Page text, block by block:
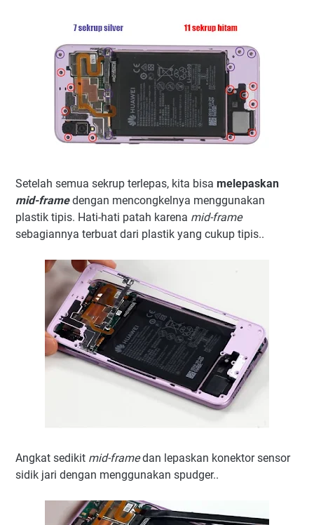
Setelah semua sekrup terlepas, kita bisa melepaskan
mid-framedengan mencongkelnya menggunakan
plastik tipis. Hati-hati patah karena mid-frame
sebagiannya terbuat dari plastik yang cukup tipis..
Angkat sedikit mid-framedan lepaskan konektor sensor
sidik jari dengan menggunakan spudger..